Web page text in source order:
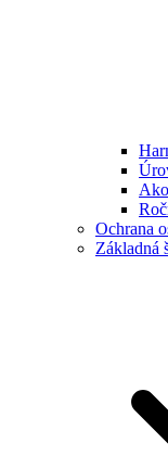
Ochrana
Základná